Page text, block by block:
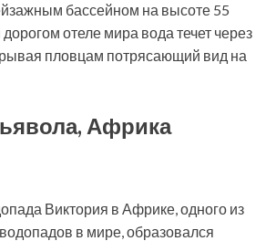
бассейном на высоте 55
отеле мира вода течет через
пловцам потрясающий вид на
Африка
Виктория в Африке, одного из
в мире, образовался